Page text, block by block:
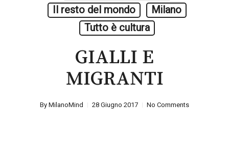
Il resto del mondo
Milano
Tutto è cultura
GIALLI E
MIGRANTI
ByMilanoMind 28 Giugno 2017 No Comments